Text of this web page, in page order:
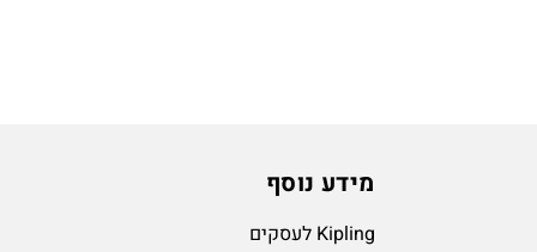
מידע נוסף
Kipling לעסקים